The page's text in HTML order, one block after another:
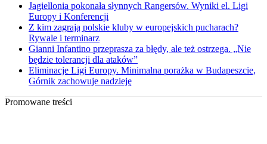
Jagiellonia pokonała słynnych Rangersów. Wyniki el. Ligi
Europy i Konferencji
Z kim zagrają polskie kluby w europejskich pucharach?
Rywale i terminarz
Gianni Infantino przeprasza za błędy, ale też ostrzega. „Nie
będzie tolerancji dla ataków”
Eliminacje Ligi Europy. Minimalna porażka w Budapeszcie,
Górnik zachowuje nadzieję
Promowane treści